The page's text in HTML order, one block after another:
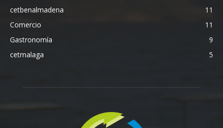
cetbenalmadena
11
Comercio
11
Gastronomía
9
cetmalaga
5